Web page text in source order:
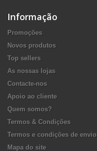
Informação
Promoções
Novos produtos
Top sellers
As nossas lojas
Contacte-nos
Apoio ao cliente
Quem somos?
Termos & Condições
Termos e condições de envio
Mapa do site